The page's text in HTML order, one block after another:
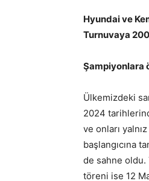
Hyundai ve
Turnuvaya
Şampiyonlara
Ülkemizdeki
2024
ve onları
başlangıcına
de sahne oldu.
töreni ise 12